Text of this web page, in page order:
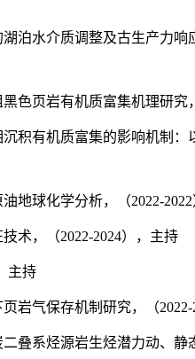
泊水介质调整及古生产力
色页岩有机质富集机理研究
积有机质富集的影响机制：
地球化学分析，（2022-
术，（2022-2024），主持
主持
岩气保存机制研究，（2022-
叠系烃源岩生烃潜力动、静